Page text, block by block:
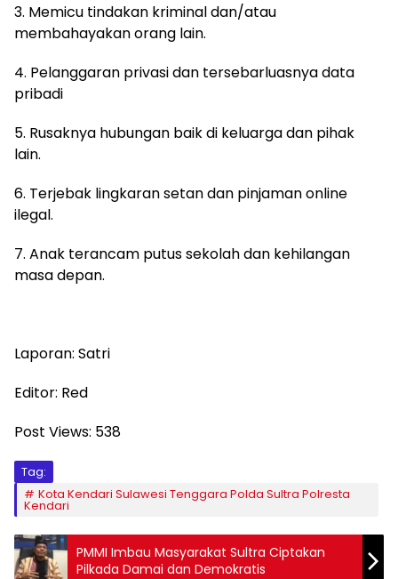
3. Memicu tindakan kriminal dan/atau
membahayakan orang lain.
4. Pelanggaran privasi dan tersebarluasnya data
pribadi
5. Rusaknya hubungan baik di keluarga dan pihak
lain.
6. Terjebak lingkaran setan dan pinjaman online
ilegal.
7. Anak terancam putus sekolah dan kehilangan
masa depan.
Laporan: Satri
Editor: Red
Post Views: 538
Tag:
Kota Kendari Sulawesi Tenggara Polda Sultra Polresta
Kendari
PMMI Imbau Masyarakat Sultra Ciptakan
Pilkada Damai dan Demokratis